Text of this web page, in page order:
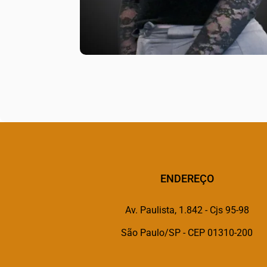
ENDEREÇO
Av. Paulista, 1.842 - Cjs 95-98
São Paulo/SP - CEP 01310-200